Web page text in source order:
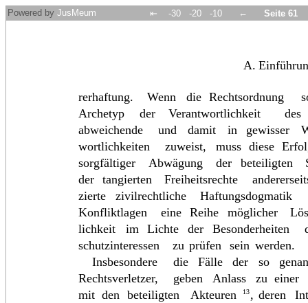
Powered by JusMeum ⇤ -30 -20 -10 ← Seite 61
A.
rerhaftung. Wenn die Rechtsordnung
Archetyp
der Verantwortlichkeit
des
abweichende
und damit in gewisser
wortlichkeiten
zuweist, muss diese
sorgfältiger
Abwägung der beteiligten
der tangierten Freiheitsrechte
zierte
zivilrechtliche
Haftungsdogmatik
Konfliktlagen
eine Reihe möglicher
lichkeit
im Lichte der Besonderheiten
schutzinteressen
zu prüfen sein werden.
Insbesondere
die Fälle der so
Rechtsverletzer,
geben Anlass zu einer
mit den beteiligten Akteuren 13 , deren